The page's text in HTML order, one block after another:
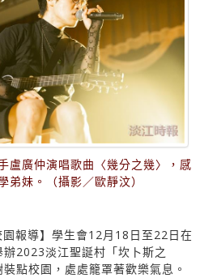
盧廣仲演唱歌曲〈幾分之幾〉，感
弟妹。（攝影／歐靜汶）
園報導】學生會12月18日至22日在
2023淡江聖誕村「坎卜斯之
點校園，處處籠罩著歡樂氣息。